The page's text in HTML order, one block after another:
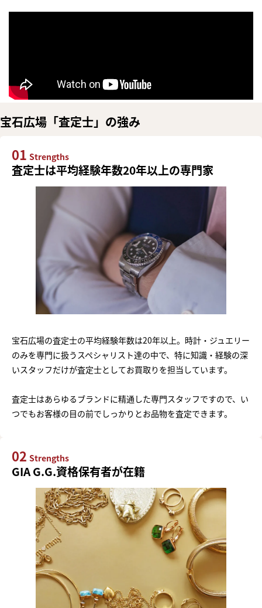
宝石広場「査定士」の強み
01 Strengths
査定士は平均経験年数20年以上の専門家
宝石広場の査定士の平均経験年数は20年以上。時計・ジュエリー
のみを専門に扱うスペシャリスト達の中で、特に知識・経験の深
いスタッフだけが査定士としてお買取りを担当しています。
査定士はあらゆるブランドに精通した専門スタッフですので、い
つでもお客様の目の前でしっかりとお品物を査定できます。
02 Strengths
GIA G.G.資格保有者が在籍